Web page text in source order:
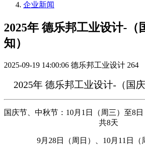
企业新闻
2025年 德乐邦工业设计-（
知）
2025-09-19 14:00:06 德乐邦工业设计 264
2025年 德乐邦工业设计-（国
国庆节、中秋节：10月1日（周三）至8
共8天
9月28日（周日）、10月11日（